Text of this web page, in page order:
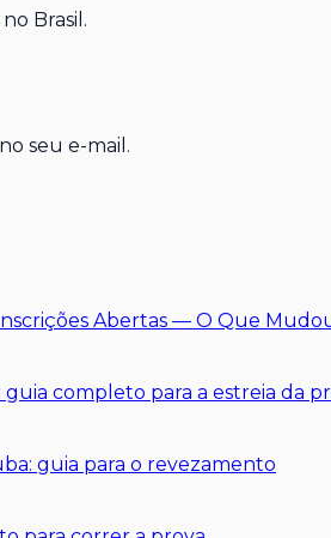
Brasil.
seu e-mail.
Abertas — O Que
completo para a estreia da
guia para o revezamento